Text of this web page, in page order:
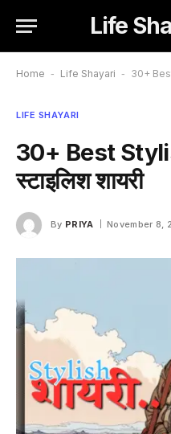
Life
Home - Life Shayari - 30+
LIFE SHAYARI
30+ Best
स्टाइलिश शायरी
By PRIYA November 8,